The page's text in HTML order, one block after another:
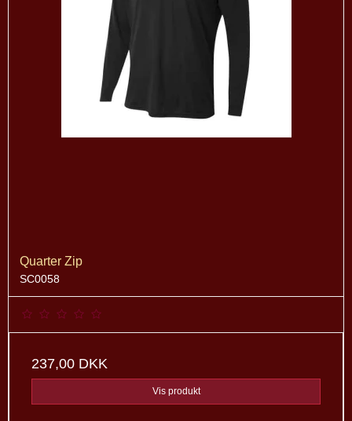
Quarter Zip
SC0058
237,00 DKK
Vis produkt